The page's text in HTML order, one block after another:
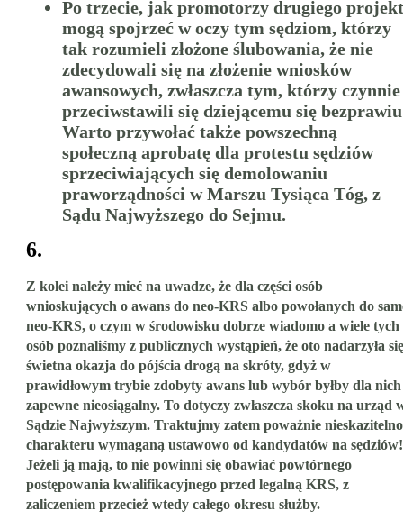
Po trzecie, jak promotorzy drugiego
mogą spojrzeć w oczy tym sędziom, którzy
tak rozumieli złożone ślubowania, że nie
zdecydowali się na złożenie wniosków
awansowych, zwłaszcza tym, którzy czynnie
przeciwstawili się dziejącemu się
Warto przywołać także powszechną
społeczną aprobatę dla protestu sędziów
sprzeciwiających się demolowaniu
praworządności w Marszu Tysiąca Tóg, z
Sądu Najwyższego do Sejmu.
6.
Z kolei należy mieć na uwadze, że dla części osób
wnioskujących o awans do neo-KRS albo powołanych do
neo-KRS, o czym w środowisku dobrze wiadomo a wiele tych
osób poznaliśmy z publicznych wystąpień, że oto nadarzyła się
świetna okazja do pójścia drogą na skróty, gdyż w
prawidłowym trybie zdobyty awans lub wybór byłby dla nich
zapewne nieosiągalny. To dotyczy zwłaszcza skoku na urząd
Sądzie Najwyższym. Traktujmy zatem poważnie
charakteru wymaganą ustawowo od kandydatów na sędziów!
Jeżeli ją mają, to nie powinni się obawiać powtórnego
postępowania kwalifikacyjnego przed legalną KRS, z
zaliczeniem przecież wtedy całego okresu służby.